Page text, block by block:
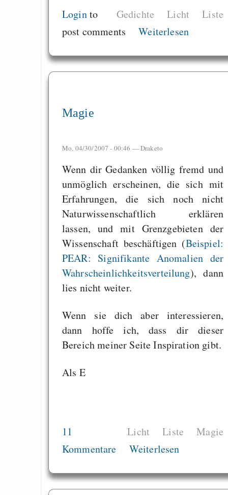
Gedichte Licht Liste
Loginto
post comments
Weiterlesen
Magie
Mo, 04/30/2007 - 00:46 —Draketo
Wenn dir Gedanken völlig fremd und
unmöglich erscheinen, die sich mit
Erfahrungen, die sich noch nicht
Naturwissenschaftlich erklären
lassen, und mit Grenzgebieten der
Wissenschaft beschäftigen (Beispiel:
PEAR: Signifikante Anomalien der
Wahr­scheinlichkeitsverteilung), dann
lies nicht weiter.
Wenn sie dich aber interessieren,
dann hoffe ich, dass dir dieser
Bereich meiner Seite Inspiration gibt.
Als E
Licht Liste Magie
11
Kommentare
Weiterlesen